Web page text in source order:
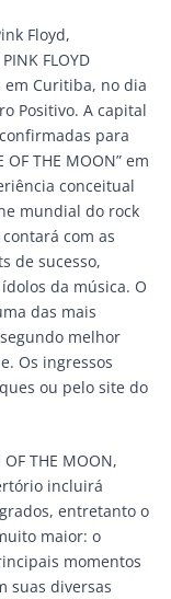
Floyd,
FLOYD
em Curitiba, no dia
Positivo. A capital
para
THE MOON” em
conceitual
mundial do rock
com as
de sucesso,
da música. O
das mais
melhor
Os ingressos
ou pelo site do
THE MOON,
incluirá
entretanto o
maior: o
momentos
suas diversas